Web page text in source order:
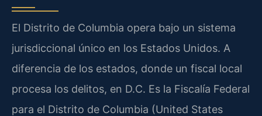
El Distrito de Columbia opera bajo un sistema
jurisdiccional único en los Estados Unidos. A
diferencia de los estados, donde un fiscal local
procesa los delitos, en D.C. Es la Fiscalía Federal
para el Distrito de Columbia (United States